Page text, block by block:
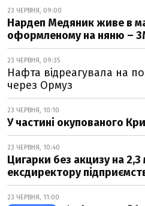
23 ЧЕРВНЯ, 09:00
Нардеп Медяник живе в
оформленому на няню –
23 ЧЕРВНЯ, 09:35
Нафта відреагувала на
через Ормуз
23 ЧЕРВНЯ, 10:10
У частині окупованого
23 ЧЕРВНЯ, 10:40
Цигарки без акцизу на 2,3
ексдиректору
23 ЧЕРВНЯ, 11:00